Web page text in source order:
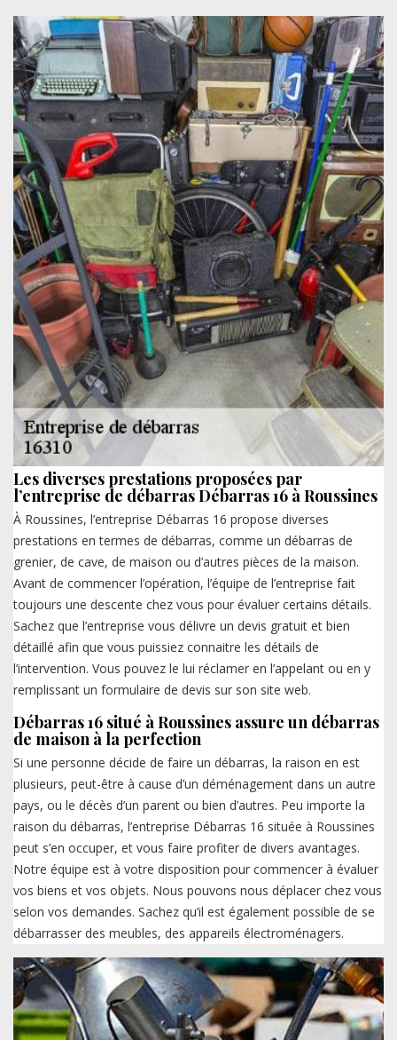
Les diverses prestations proposées par
l’entreprise de débarras Débarras 16 à Roussines
À Roussines, l’entreprise Débarras 16 propose diverses
prestations en termes de débarras, comme un débarras de
grenier, de cave, de maison ou d’autres pièces de la maison.
Avant de commencer l’opération, l’équipe de l’entreprise fait
toujours une descente chez vous pour évaluer certains détails.
Sachez que l’entreprise vous délivre un devis gratuit et bien
détaillé afin que vous puissiez connaitre les détails de
l’intervention. Vous pouvez le lui réclamer en l’appelant ou en y
remplissant un formulaire de devis sur son site web.
Débarras 16 situé à Roussines assure un débarras
de maison à la perfection
Si une personne décide de faire un débarras, la raison en est
plusieurs, peut-être à cause d’un déménagement dans un autre
pays, ou le décès d’un parent ou bien d’autres. Peu importe la
raison du débarras, l’entreprise Débarras 16 située à Roussines
peut s’en occuper, et vous faire profiter de divers avantages.
Notre équipe est à votre disposition pour commencer à évaluer
vos biens et vos objets. Nous pouvons nous déplacer chez vous
selon vos demandes. Sachez qu’il est également possible de se
débarrasser des meubles, des appareils électroménagers.